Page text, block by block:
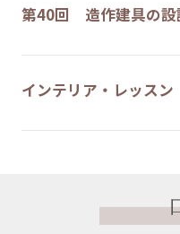
第40回 造作建具の
インテリア・レッス